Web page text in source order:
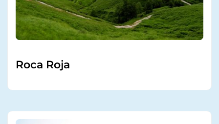
Roca Roja